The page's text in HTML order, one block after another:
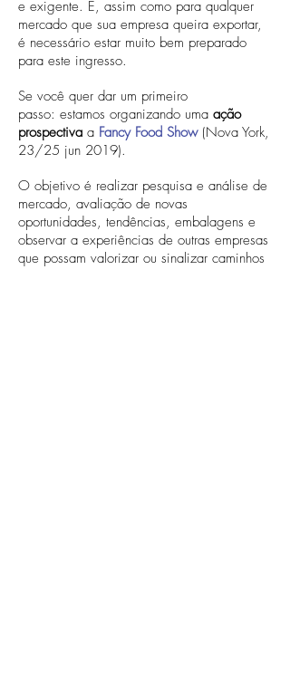
e exigente. E, assim como para qualquer
mercado que sua empresa queira exportar,
é necessário estar muito bem preparado
para este ingresso.
Se você quer dar um primeiro
passo: estamos organizando uma ação
prospectiva a Fancy Food Show (Nova York,
23/25 jun 2019).
O objetivo é realizar pesquisa e análise de
mercado, avaliação de novas
oportunidades, tendências, embalagens e
observar a experiências de outras empresas
que possam valorizar ou sinalizar caminhos